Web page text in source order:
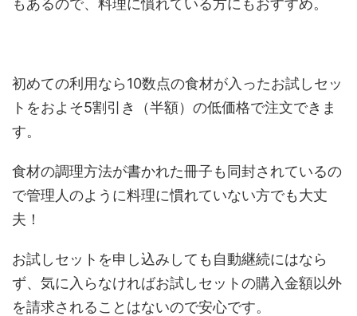
もあるので、料理に慣れている方にもおすすめ。
初めての利用なら10数点の食材が入ったお試しセッ
トをおよそ5割引き（半額）の低価格で注文できま
す。
食材の調理方法が書かれた冊子も同封されているの
で管理人のように料理に慣れていない方でも大丈
夫！
お試しセットを申し込みしても自動継続にはなら
ず、気に入らなければお試しセットの購入金額以外
を請求されることはないので安心です。